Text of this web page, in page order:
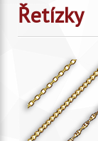
Řetízky